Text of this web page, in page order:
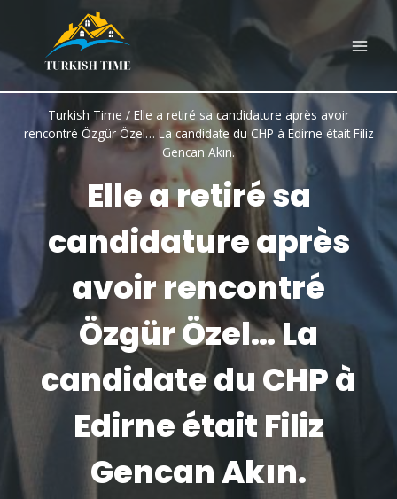
content
Turkish Time / Elle a retiré sa candidature après avoir
rencontré Özgür Özel… La candidate du CHP à Edirne était Filiz
Gencan Akın.
Elle a retiré sa
candidature après
avoir rencontré
Özgür Özel… La
candidate du CHP à
Edirne était Filiz
Gencan Akın.